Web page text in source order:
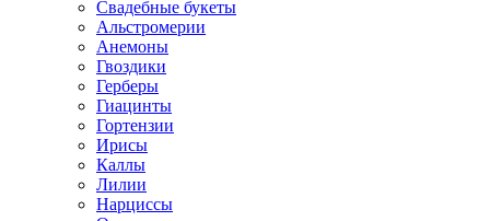
Свадебные букеты
Альстромерии
Анемоны
Гвоздики
Герберы
Гиацинты
Гортензии
Ирисы
Каллы
Лилии
Нарциссы